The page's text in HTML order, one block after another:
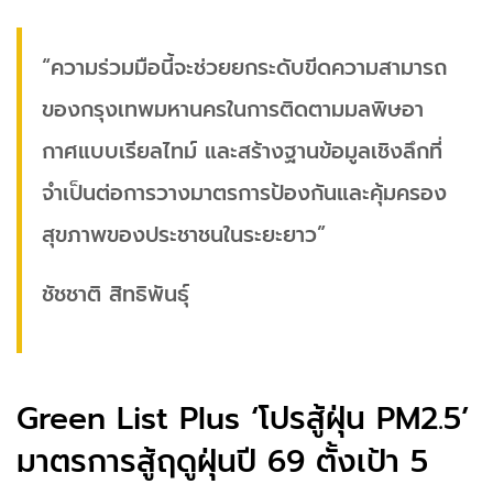
“ความร่วมมือนี้จะช่วยยกระดับขีดความสามารถ
ของกรุงเทพมหานครในการติดตามมลพิษอา
กาศแบบเรียลไทม์ และสร้างฐานข้อมูลเชิงลึกที่
จำเป็นต่อการวางมาตรการป้องกันและคุ้มครอง
สุขภาพของประชาชนในระยะยาว”
ชัชชาติ สิทธิพันธุ์
Green List Plus ‘โปรสู้ฝุ่น PM2.5’
มาตรการสู้ฤดูฝุ่นปี 69 ตั้งเป้า 5